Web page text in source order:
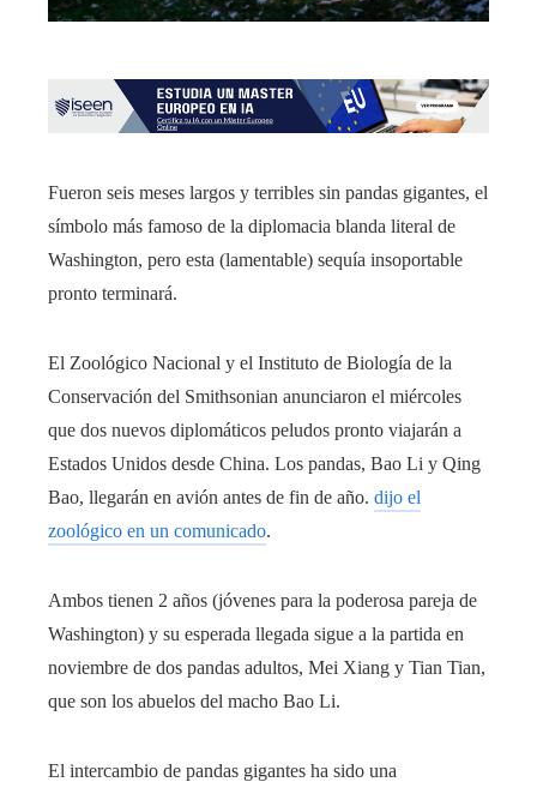
Fueron seis meses largos y terribles sin pandas gigantes, el
símbolo más famoso de la diplomacia blanda literal de
Washington, pero esta (lamentable) sequía insoportable
pronto terminará.
El Zoológico Nacional y el Instituto de Biología de la
Conservación del Smithsonian anunciaron el miércoles
que dos nuevos diplomáticos peludos pronto viajarán a
Estados Unidos desde China. Los pandas, Bao Li y Qing
Bao, llegarán en avión antes de fin de año. dijo el
zoológico en un comunicado.
Ambos tienen 2 años (jóvenes para la poderosa pareja de
Washington) y su esperada llegada sigue a la partida en
noviembre de dos pandas adultos, Mei Xiang y Tian Tian,
​​​​que son los abuelos del macho Bao Li.
El intercambio de pandas gigantes ha sido una